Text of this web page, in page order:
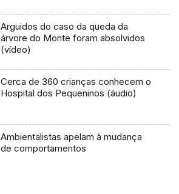
Arguidos do caso da queda da
árvore do Monte foram absolvidos
(vídeo)
Cerca de 360 crianças conhecem o
Hospital dos Pequeninos (áudio)
Ambientalistas apelam à mudança
de comportamentos